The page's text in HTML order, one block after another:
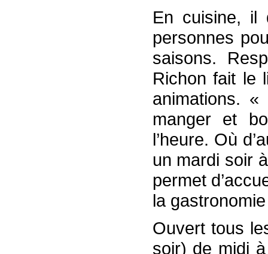
En cuisine, il
personnes
saisons.
Richon fait le
animations.
manger et
l’heure. Où
un mardi soir
permet
la
Ouvert tous
soir) de midi